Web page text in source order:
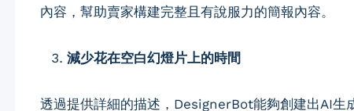
內容，幫助賣家構建完整且有說服力的簡報內容。
減少花在空白幻燈片上的時間
透過提供詳細的描述，DesignerBot能夠創建出AI生